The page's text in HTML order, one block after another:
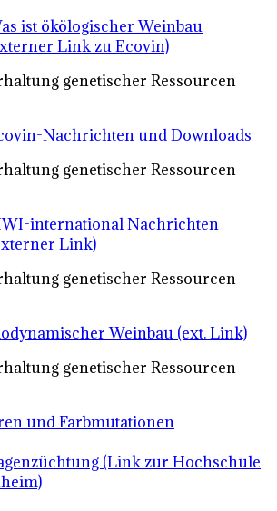
ist ökölogischer Weinbau
Link zu Ecovin)
genetischer Ressourcen
Nachrichten und Downloads
genetischer Ressourcen
international Nachrichten
Link)
genetischer Ressourcen
Weinbau (ext. Link)
genetischer Ressourcen
und Farbmutationen
(Link zur Hochschule